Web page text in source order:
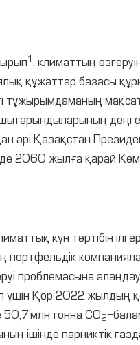
1 , климаттың
құжаттар базасы
тұжырымдаманың
Қазақстан
2060 жылға қарай
күн тәртібін
портфельдік
проблемасына
Қор 2022 жылдың
млн тонна CO 2-
ішінде парниктік